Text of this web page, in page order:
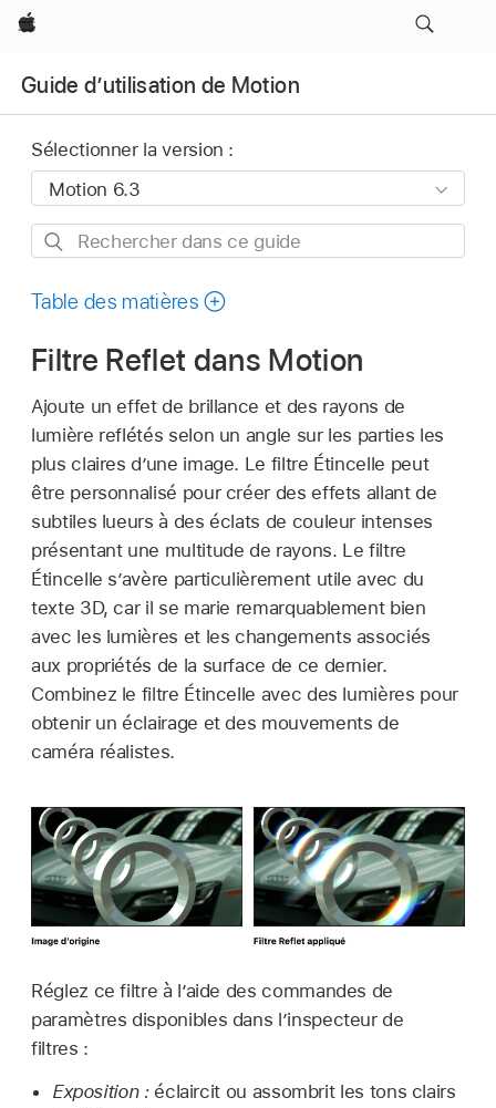
Apple
Guide d’utilisation de Motion
Sélectionner la version :
Rechercher
ce
Table des matières
Filtre Reflet dans Motion
Ajoute un effet de brillance et des rayons de
lumière reflétés selon un angle sur les parties les
plus claires d’une image. Le filtre Étincelle peut
être personnalisé pour créer des effets allant de
subtiles lueurs à des éclats de couleur intenses
présentant une multitude de rayons. Le filtre
Étincelle s’avère particulièrement utile avec du
texte 3D, car il se marie remarquablement bien
avec les lumières et les changements associés
aux propriétés de la surface de ce dernier.
Combinez le filtre Étincelle avec des lumières pour
obtenir un éclairage et des mouvements de
caméra réalistes.
Réglez ce filtre à l’aide des commandes de
paramètres disponibles dans l’inspecteur de
filtres :
Exposition :éclaircit ou assombrit les tons clairs